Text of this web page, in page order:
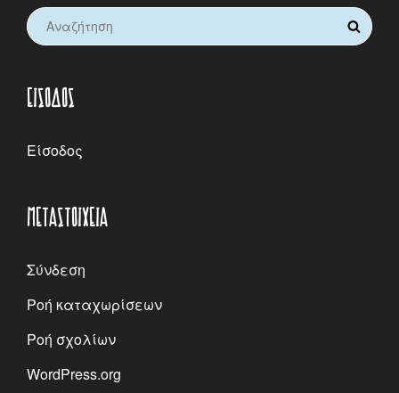
Search
for:
SEARCH
ΕΊΣΟΔΟΣ
Είσοδος
ΜΕΤΑΣΤΟΙΧΕΊΑ
Σύνδεση
Ροή καταχωρίσεων
Ροή σχολίων
WordPress.org